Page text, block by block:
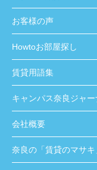
お客様の声
Howtoお部屋探し
賃貸用語集
キャンパス奈良ジャ
会社概要
奈良の「賃貸のマサキ